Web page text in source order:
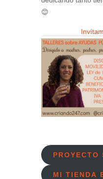
😊
PROYECTO
MI TIENDA